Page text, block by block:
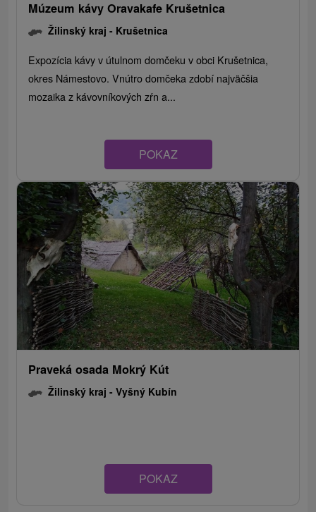
Múzeum kávy Oravakafe Krušetnica
Žilinský kraj - Krušetnica
Expozícia kávy v útulnom domčeku v obci Krušetnica,
okres Námestovo. Vnútro domčeka zdobí najväčšia
mozaika z kávovníkových zŕn a...
POKAZ
Praveká osada Mokrý Kút
Žilinský kraj -Vyšný Kubín
POKAZ